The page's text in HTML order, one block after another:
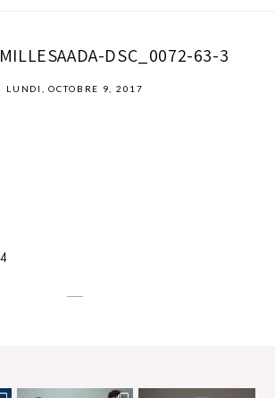
DSC_0072-63-3
LUNDI, OCTOBRE 9, 2017